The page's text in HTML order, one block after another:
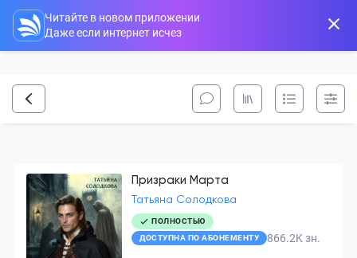
Читайте в новом приложении
Даже если интернет исчез
Призраки Марта
Татьяна Солодкова
ПОЛНОСТЬЮ
ДОСТУПНА ПО АБОНЕМЕНТУ
866.2K зн.